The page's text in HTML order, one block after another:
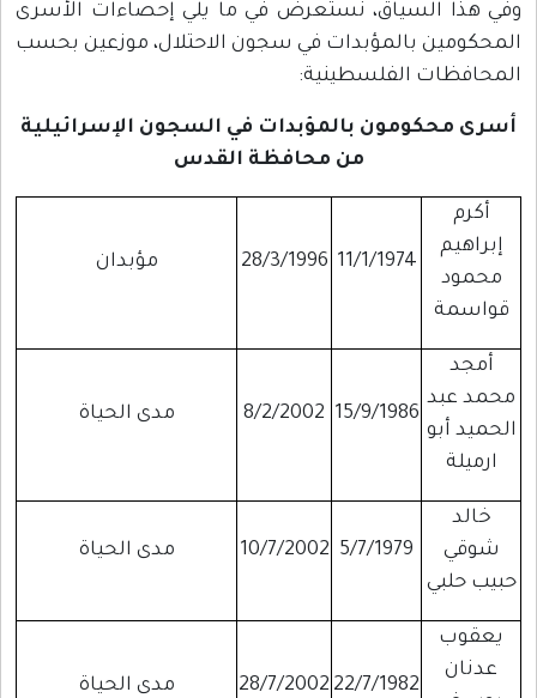
وفي هذا السياق، نستعرض في ما يلي إحصاءات الأسرى
المحكومين بالمؤبدات في سجون الاحتلال، موزعين بحسب
المحافظات الفلسطينية:
أسرى محكومون بالمؤبدات في السجون الإسرائيلية
من محافظة القدس
أكرم
إبراهيم
محمود
قواسمة
11/1/1974
28/3/1996 مؤبدان
أمجد
محمد عبد
الحميد أبو
ارميلة
15/9/1986
8/2/2002 مدى الحياة
خالد
شوقي
حبيب حلبي
5/7/1979
10/7/2002 مدى الحياة
يعقوب
عدنان
22/7/1982
28/7/2002 مدى الحياة